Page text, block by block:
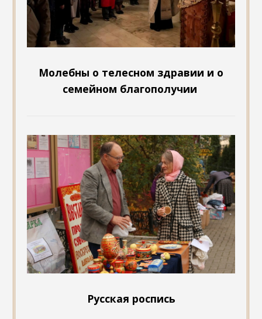
Молебны о телесном здравии и о
семейном благополучии
Русская роспись